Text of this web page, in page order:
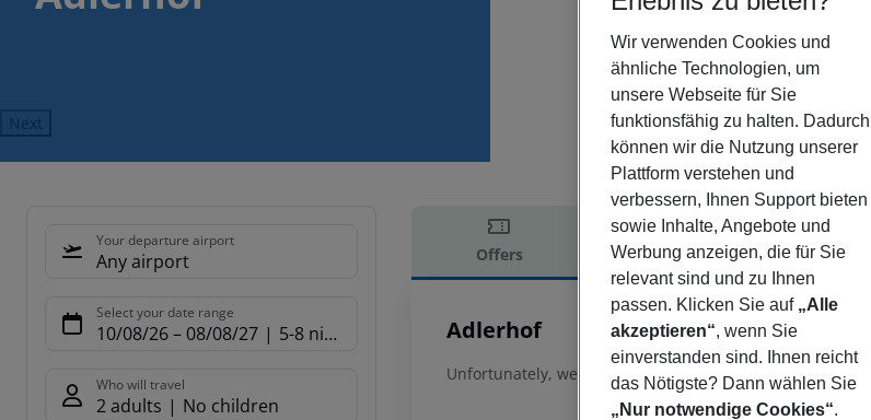
Next
Your departure airport
Any airport
Select your date range
10/08/26– 08/08/27 5-8 nights
Who will travel
2 adults No children
Offers Offer description
Offer description
Adlerhof
Unfortunately, we do not have any description available
Wir verwenden Cookies und
ähnliche Technologien, um
unsere Webseite für Sie
funktionsfähig zu halten. Dadurch
können wir die Nutzung unserer
Plattform verstehen und
verbessern, Ihnen Support bieten
sowie Inhalte, Angebote und
Werbung anzeigen, die für Sie
relevant sind und zu Ihnen
passen. Klicken Sie auf „Alle
akzeptieren“, wenn Sie
einverstanden sind. Ihnen reicht
das Nötigste? Dann wählen Sie
„Nur notwendige Cookies“.